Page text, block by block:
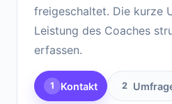
freigeschaltet. Die kurze
Leistung des Coaches
erfassen.
1 Kontakt 2